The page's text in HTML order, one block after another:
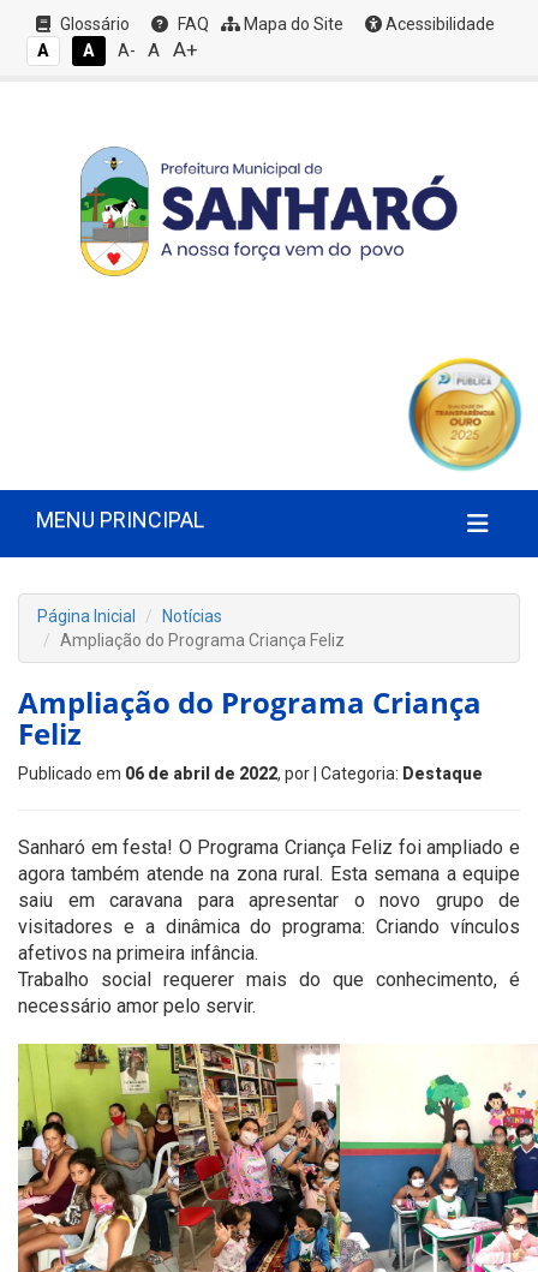
Glossário FAQ Mapa do Site
Acessibilidade
A
A A- A A+
MENU PRINCIPAL
Página Inicial
Notícias
Ampliação do Programa Criança Feliz
Ampliação do Programa Criança
Feliz
Publicado em 06 de abril de 2022, por | Categoria: Destaque
Sanharó em festa! O Programa Criança Feliz foi ampliado e
agora também atende na zona rural. Esta semana a equipe
saiu em caravana para apresentar o novo grupo de
visitadores e a dinâmica do programa: Criando vínculos
afetivos na primeira infância.
Trabalho social requerer mais do que conhecimento, é
necessário amor pelo servir.